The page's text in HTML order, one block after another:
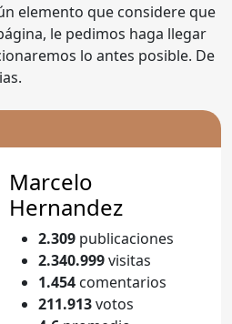
elemento que considere que
le pedimos haga llegar
lo antes posible. De
Marcelo
Hernandez
2.309 publicaciones
2.340.999visitas
1.454 comentarios
211.913votos